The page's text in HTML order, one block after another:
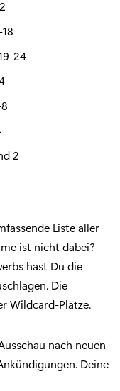
24
2
Liste aller
ist nicht dabei?
hast Du die
Die
Wildcard-Plätze.
nach neuen
Deine